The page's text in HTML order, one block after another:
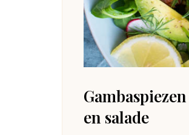
en salade